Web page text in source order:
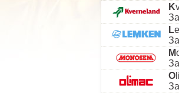
K
L
M
O